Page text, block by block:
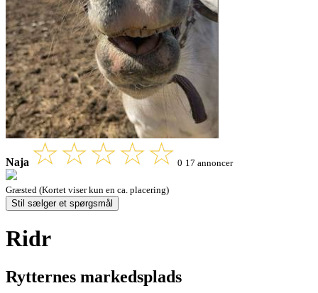
Naja 0 17 annoncer
Græsted (Kortet viser kun en ca. placering)
Stil sælger et spørgsmål
Ridr
Rytternes markedsplads